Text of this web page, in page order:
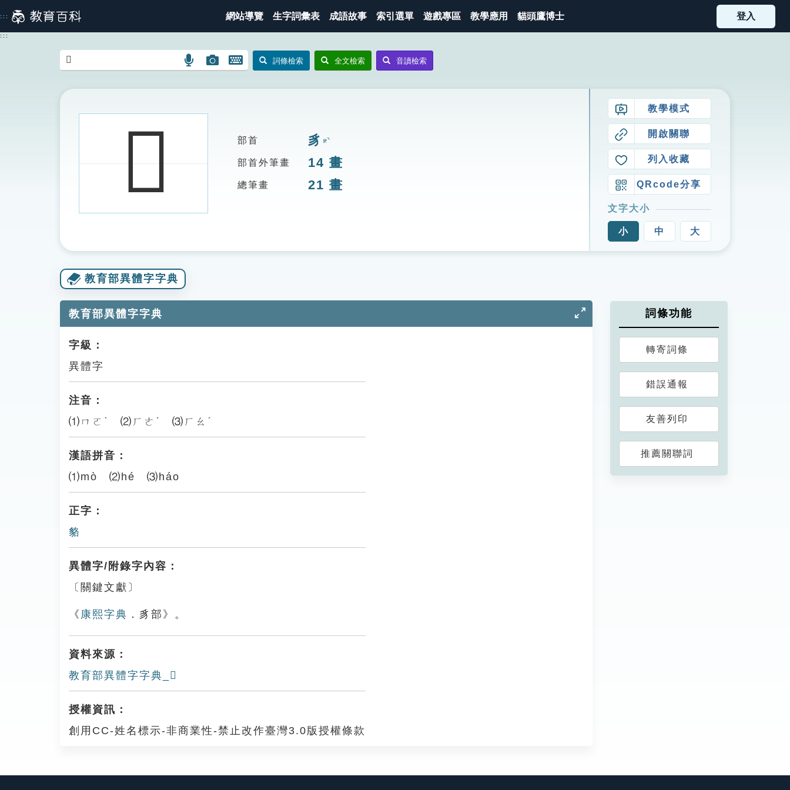
到
主
::: 網站導覽 生字詞彙表 成語故事 索引選單 遊戲專區 教學應用 貓頭鷹博士 登入
:::
語
搜
圖
圖
搜
開
鍵
詞條檢索 全文檢索 音讀檢索
𧴞 部首 豸 ㄓˋ
部首外筆畫 14 畫
總筆畫 21 畫
教學模式
開啟關聯
列入收藏
QRcode分享
文字大小
小 中 大
教育部異體字字典
教育部異體字字典
字級：
異體字
注音：
⑴ㄇㄛˋ ⑵ㄏㄜˊ ⑶ㄏㄠˊ
漢語拼音：
⑴mò ⑵hé ⑶háo
正字：
貉
異體字/附錄字內容：
〔關鍵文獻〕
《 康熙字典 ．豸部》。
資料來源：
教育部異體字字典_𧴞
授權資訊：
創用CC-姓名標示-非商業性-禁止改作臺灣3.0版授權條款
詞條功能
轉寄詞條
錯誤通報
友善列印
推薦關聯詞